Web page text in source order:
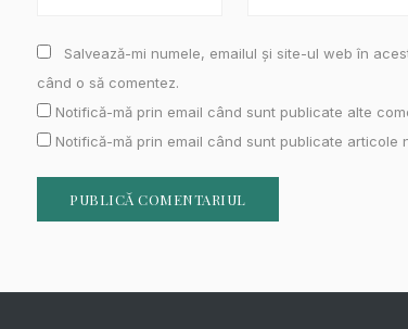
Salvează-mi numele, emailul și site-ul web în
când o să comentez.
Notifică-mă prin email când sunt publicate alte
Notifică-mă prin email când sunt publicate articole